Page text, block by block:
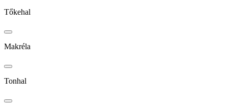
Tőkehal
Makréla
Tonhal